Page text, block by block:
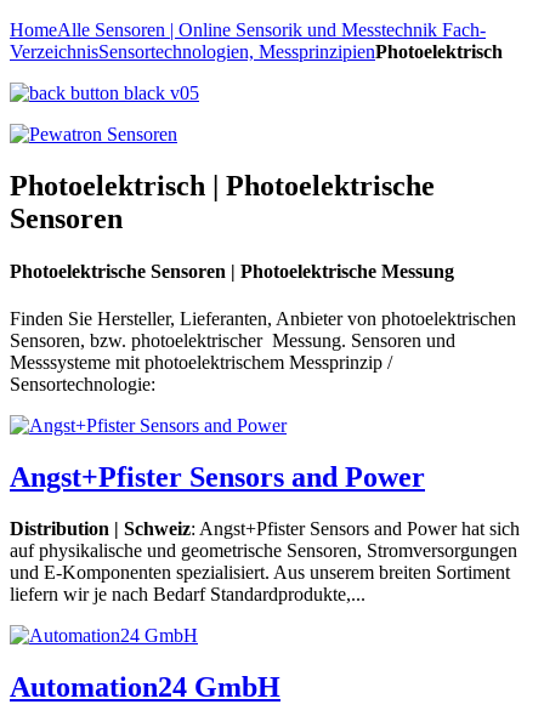
HomeAlle Sensoren | Online Sensorik und Messtechnik Fach-
VerzeichnisSensortechnologien, MessprinzipienPhotoelektrisch
Photoelektrisch | Photoelektrische
Sensoren
Photoelektrische Sensoren | Photoelektrische Messung
Finden Sie Hersteller, Lieferanten, Anbieter von photoelektrischen
Sensoren, bzw. photoelektrischer Messung. Sensoren und
Messsysteme mit photoelektrischem Messprinzip /
Sensortechnologie:
Angst+Pfister Sensors and Power
Distribution | Schweiz: Angst+Pfister Sensors and Power hat sich
auf physikalische und geometrische Sensoren, Stromversorgungen
und E-Komponenten spezialisiert. Aus unserem breiten Sortiment
liefern wir je nach Bedarf Standardprodukte,...
Automation24 GmbH